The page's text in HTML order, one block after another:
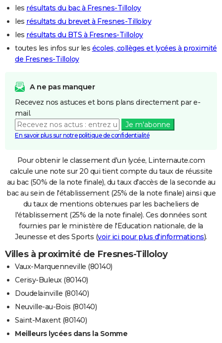
les résultats du bac à Fresnes-Tilloloy
les résultats du brevet à Fresnes-Tilloloy
les résultats du BTS à Fresnes-Tilloloy
toutes les infos sur les écoles, collèges et lycées à proximité
de Fresnes-Tilloloy
A ne pas manquer
Recevez nos astuces et bons plans directement par e-
mail.
Je m'abonne
En savoir plus sur notre politique de confidentialité
Pour obtenir le classement d'un lycée, Linternaute.com
calcule une note sur 20 qui tient compte du taux de réussite
au bac (50% de la note finale), du taux d'accès de la seconde au
bac au sein de l'établissement (25% de la note finale) ainsi que
du taux de mentions obtenues par les bacheliers de
l'établissement (25% de la note finale). Ces données sont
fournies par le ministère de l'Education nationale, de la
Jeunesse et des Sports (voir ici pour plus d'informations).
Villes à proximité de Fresnes-Tilloloy
Vaux-Marquenneville (80140)
Cerisy-Buleux (80140)
Doudelainville (80140)
Neuville-au-Bois (80140)
Saint-Maxent (80140)
Meilleurs lycées dans la Somme